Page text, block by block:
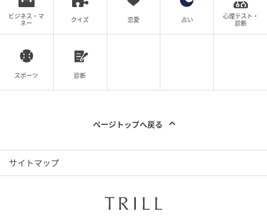
ビジネス・マ
ネー
クイズ 恋愛 占い
心理テスト・
診断
スポーツ 診断
ページトップへ戻る
サイトマップ